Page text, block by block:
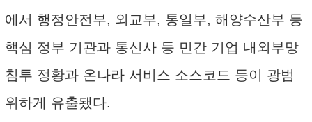
에서 행정안전부, 외교부, 통일부, 해양수산부 등
핵심 정부 기관과 통신사 등 민간 기업 내외부망
침투 정황과 온나라 서비스 소스코드 등이 광범
위하게 유출됐다.